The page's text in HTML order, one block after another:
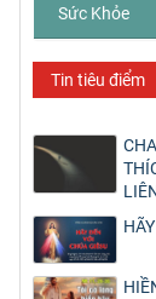
Sức Khỏe
Tin tiêu điểm